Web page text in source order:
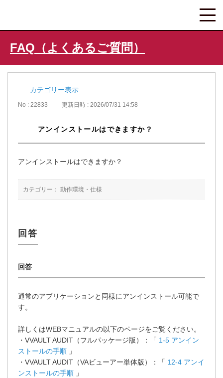
FAQ（よくあるご質問）
カテゴリー表示
No : 22833 更新日時 : 2026/07/31 14:58
アンインストールはできますか？
アンインストールはできますか？
カテゴリー： 動作環境・仕様
通常のアプリケーションと同様にアンインストール可能で
す。
詳しくはWEBマニュアルの以下のページをご覧ください。
・VVAULT AUDIT（フルパッケージ版）：「 1-5 アンイン
ストールの手順 」
・VVAULT AUDIT（VAビューアー単体版）：「 12-4 アンイ
ンストールの手順 」